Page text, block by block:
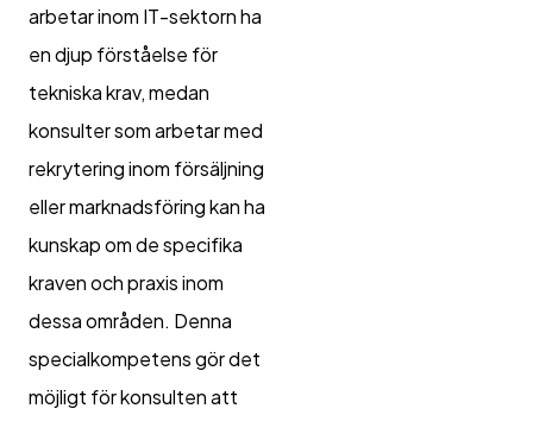
arbetar inom IT-sektorn ha
en djup förståelse för
tekniska krav, medan
konsulter som arbetar med
rekrytering inom försäljning
eller marknadsföring kan ha
kunskap om de specifika
kraven och praxis inom
dessa områden. Denna
specialkompetens gör det
möjligt för konsulten att